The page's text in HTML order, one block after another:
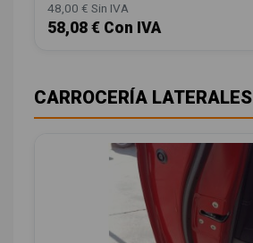
48,00 € Sin IVA
58,08 € Con IVA
CARROCERÍA LATERALES